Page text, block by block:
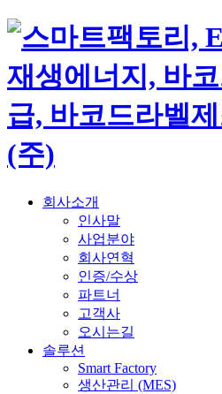
회사소개
인사말
사업분야
회사연혁
인증/수상
파트너
고객사
오시는길
솔루션
Smart Factory
생산관리 (MES)